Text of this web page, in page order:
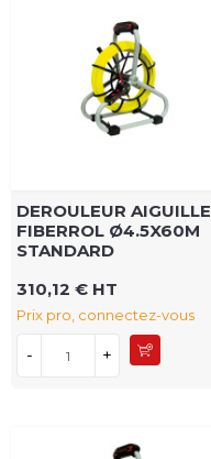
DEROULEUR AIGUILLE
FIBERROL Ø4.5X60M
STANDARD
310,12 € HT
Prix pro, connectez-vous
- +